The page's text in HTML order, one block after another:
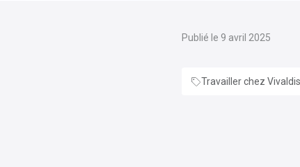
Publié le 9 avril 2025
Travailler chez Vivaldis